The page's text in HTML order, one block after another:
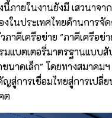
ภายในงานยังมี เสวนาจา
ในประเทศไทยด้านการจั
ภาคีเครือข่าย "ภาคีเครือข่
แบตเตอรี่มาตรฐานแบบสั
นาดเล็ก" โดยทางสมาคมฯ
สู่การเชื่อมไทยสู่การเปลี่
ต